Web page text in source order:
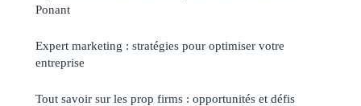
Ponant
Expert marketing : stratégies pour optimiser votre
entreprise
Tout savoir sur les prop firms : opportunités et défis